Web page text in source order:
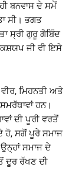
ਬਨਵਾਸ ਦੇ ਸਮੇਂ
ਸੀ। ਭਗਤ
ਸ੍ਰੀ ਗੁਰੂ ਗੋਬਿੰਦ
ਜੀ ਵੀ ਇਸੇ
ਮਿਹਨਤੀ ਅਤੇ
ਹਨ।
ਦੀ ਪੂਰੀ ਵਰਤੋਂ
ਹੋ, ਸਗੋਂ ਪੂਰੇ ਸਮਾਜ
ਸਮਾਜ ਦੇ
ਦੂਰ ਰੱਖਣ ਦੀ